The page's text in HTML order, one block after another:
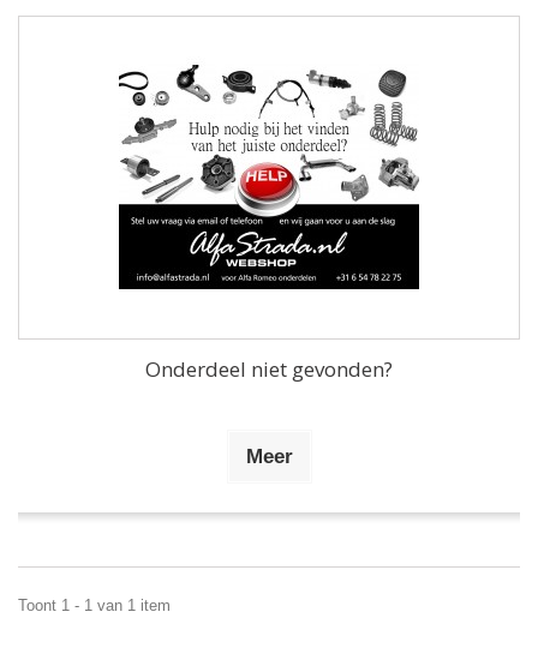
Onderdeel niet gevonden?
Meer
Toont 1 - 1 van 1 item